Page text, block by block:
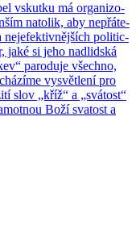
vskut­ku má or­ga­ni­zo­
na­to­lik, aby ne­přá­te­
nej­e­fek­tiv­něj­ších po­li­tic­
jaké si jeho nad­lid­ská
pa­ro­du­je všech­no,
vy­svět­le­ní pro
slov „kříž“ a „svá­tost“
Boží sva­tost a